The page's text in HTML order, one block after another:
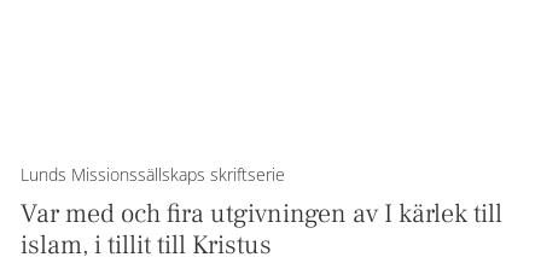
Lunds Missionssällskaps skriftserie
Var med och fira utgivningen av I kärlek till
islam, i tillit till Kristus